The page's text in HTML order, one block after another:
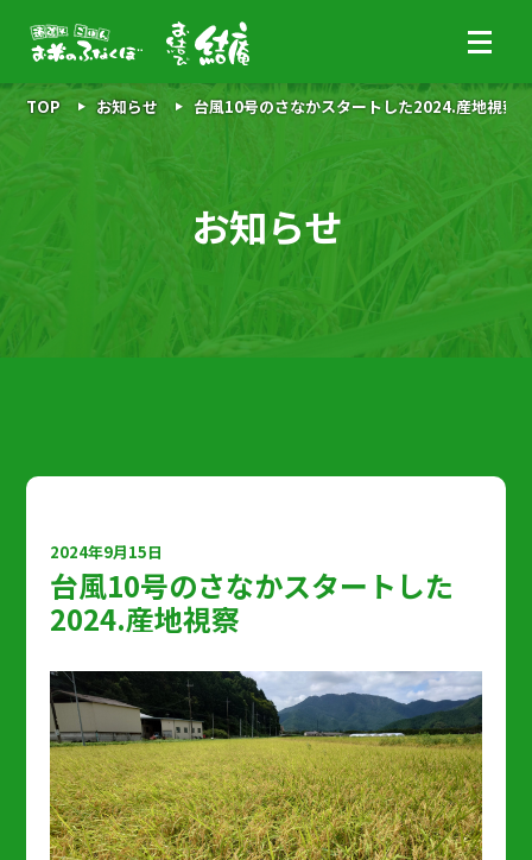
お知らせ
TOP お知らせ 台風10号のさなかスタートした2024.産地視察
2024年9月15日
台風10号のさなかスタートした
2024.産地視察